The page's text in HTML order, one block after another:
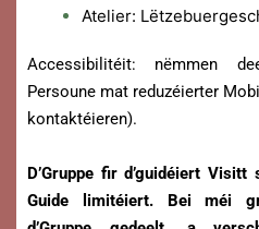
Atelier:
Accessibilitéit: nëmmen
Persoune mat reduzéierter
kontaktéieren).
D’Gruppe fir d’guidéiert
Guide limitéiert. Bei méi